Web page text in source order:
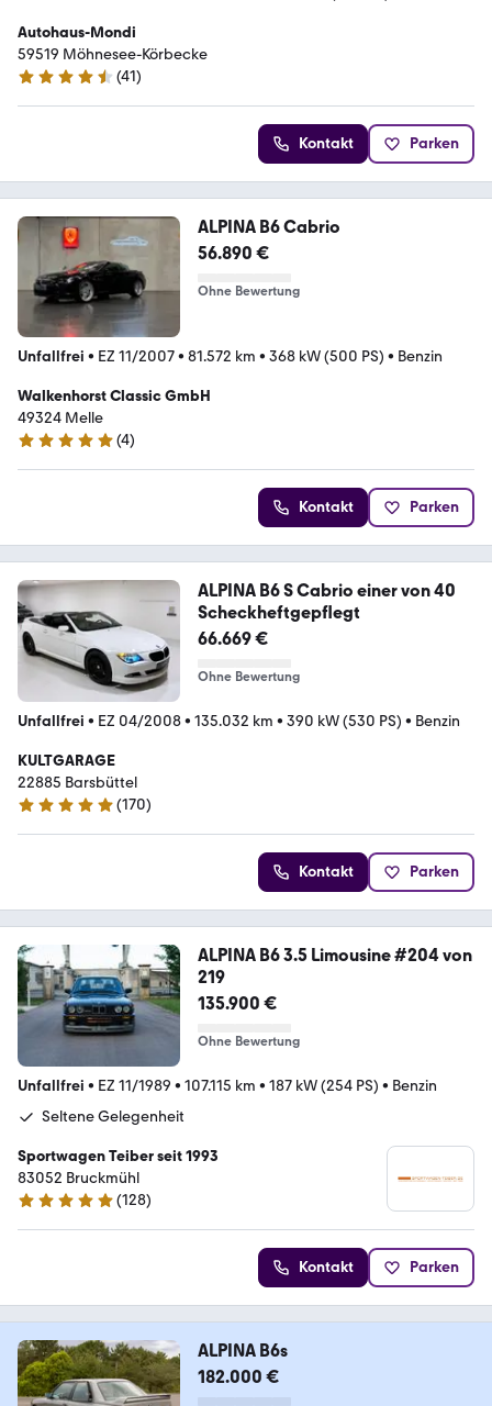
Autohaus-Mondi
59519 Möhnesee-Körbecke
4.6 Sterne
(41)
Kontakt Parken
ALPINA B6 Cabrio
56.890 €
Ohne Bewertung
Unfallfrei • EZ 11/2007• 81.572 km • 368 kW (500 PS) • Benzin
Walkenhorst Classic GmbH
49324 Melle
5 Sterne
(4)
Kontakt Parken
ALPINA B6 S Cabrio einer von 40
Scheckheftgepflegt
66.669 €
Ohne Bewertung
Unfallfrei • EZ 04/2008• 135.032 km • 390 kW (530 PS) • Benzin
KULTGARAGE
22885 Barsbüttel
4.9 Sterne
(170)
Kontakt Parken
ALPINA B6 3.5 Limousine #204 von
219
135.900 €
Ohne Bewertung
Unfallfrei • EZ 11/1989 • 107.115 km • 187 kW (254 PS) • Benzin
Seltene Gelegenheit
Sportwagen Teiber seit 1993
83052 Bruckmühl
5 Sterne
(128)
Kontakt Parken
ALPINA B6s
182.000 €